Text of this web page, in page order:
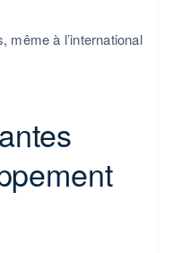
même à l’international